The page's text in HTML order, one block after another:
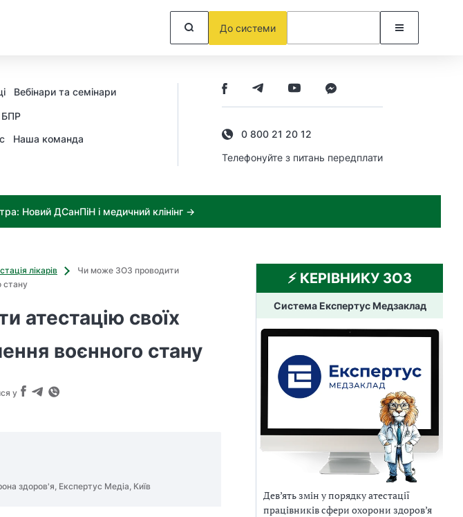
До системи
Вебінари та семінари
Наша команда
0 800 21 20 12
Телефонуйте з питань передплати
Новий ДСанПіН і медичний клінінг →
лікарів
Чи може ЗОЗ проводити
стану
атестацію своїх
воєнного стану
у
здоров'я, Експертус Медіа, Київ
⚡️ КЕРІВНИКУ ЗОЗ
Система Експертус Медзаклад
Дев’ять змін у порядку атестації
працівників сфери охорони здоров’я